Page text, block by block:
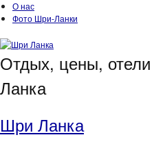
О нас
Фото Шри-Ланки
Отдых, цены,
Ланка
Шри Ланка